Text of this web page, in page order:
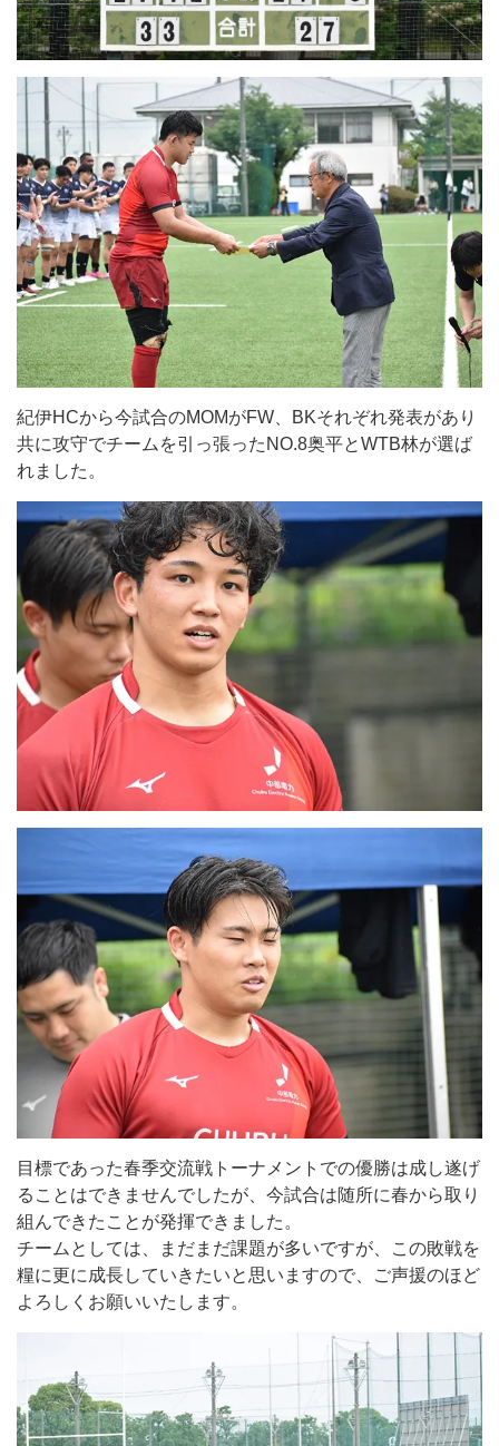
紀伊HCから今試合のMOMがFW、BKそれぞれ発表があり
共に攻守でチームを引っ張ったNO.8奥平とWTB林が選ば
れました。
目標であった春季交流戦トーナメントでの優勝は成し遂げ
ることはできませんでしたが、今試合は随所に春から取り
組んできたことが発揮できました。
チームとしては、まだまだ課題が多いですが、この敗戦を
糧に更に成長していきたいと思いますので、ご声援のほど
よろしくお願いいたします。